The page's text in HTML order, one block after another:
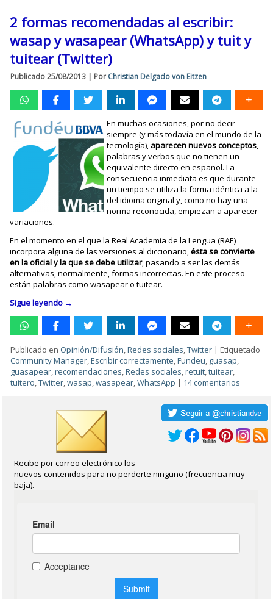
2 formas recomendadas al escribir:
wasap y wasapear (WhatsApp) y tuit y
tuitear (Twitter)
Publicado 25/08/2013 | Por Christian Delgado von Eitzen
En muchas ocasiones, por no decir
siempre (y más todavía en el mundo de la
tecnología), aparecen nuevos conceptos,
palabras y verbos que no tienen un
equivalente directo en español. La
consecuencia inmediata es que durante
un tiempo se utiliza la forma idéntica a la
del idioma original y, como no hay una
norma reconocida, empiezan a aparecer
variaciones.
En el momento en el que la Real Academia de la Lengua (RAE)
incorpora alguna de las versiones al diccionario,ésta se convierte
en la oficial y la que se debe utilizar, pasando a ser las demás
alternativas, normalmente, formas incorrectas. En este proceso
están palabras como wasapear o tuitear.
Sigue leyendo →
Publicado en Opinión/Difusión,Redes sociales,Twitter |Etiquetado
Community Manager,Escribir correctamente,Fundeu, guasap,
guasapear,recomendaciones,Redes sociales,retuit,tuitear,
tuitero,Twitter,wasap,wasapear,WhatsApp | 14 comentarios
Recibe por correo electrónico los
nuevos contenidos para no perderte ninguno (frecuencia muy
baja).